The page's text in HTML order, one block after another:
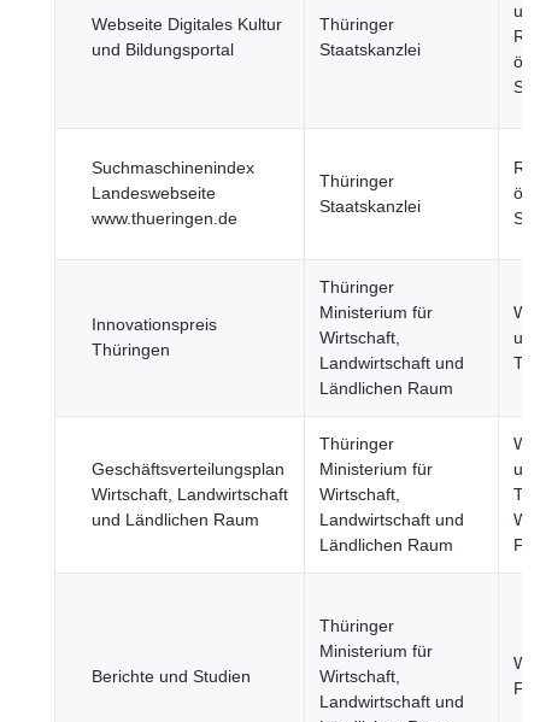
Webseite Digitales Kultur
und Bildungsportal
Thüringer
Staatskanzlei
Suchmaschinenindex
Landeswebseite
www.thueringen.de
Thüringer
Staatskanzlei
Innovationspreis
Thüringen
Thüringer
Ministerium für
Wirtschaft,
Landwirtschaft und
Ländlichen Raum
Geschäftsverteilungsplan
Wirtschaft, Landwirtschaft
und Ländlichen Raum
Thüringer
Ministerium für
Wirtschaft,
Landwirtschaft und
Ländlichen Raum
Berichte und Studien
Thüringer
Ministerium für
Wirtschaft,
Landwirtschaft und